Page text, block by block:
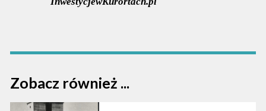
Zobacz również ...